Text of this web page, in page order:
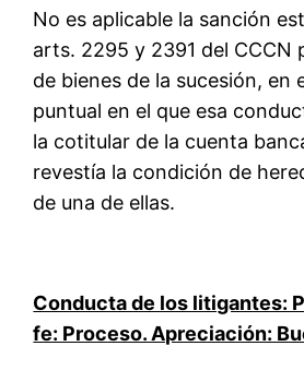
No es aplicable la sanción
arts. 2295 y 2391 del CCCN
de bienes de la sucesión, en
puntual en el que esa
la cotitular de la cuenta
revestía la condición de
de una de ellas.
Conducta de los litigantes:
fe: Proceso. Apreciación: